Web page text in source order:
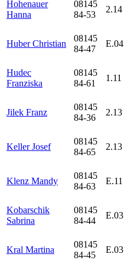
Hohenauer
Hanna
08145
84-53
2.14
Huber Christian
08145
84-47
E.04
Hudec
Franziska
08145
84-61
1.11
Jilek Franz
08145
84-36
2.13
Keller Josef
08145
84-65
2.13
Klenz Mandy
08145
84-63
E.11
Kobarschik
Sabrina
08145
84-44
E.03
Kral Martina
08145
84-45
E.03